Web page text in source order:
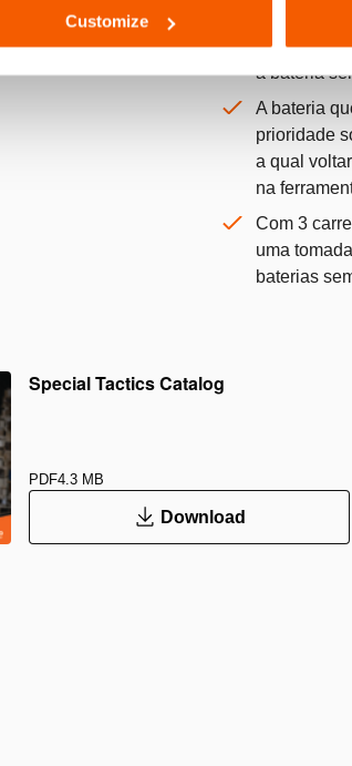
Customize
de 3 baterias possível
a partir de uma
Adaptado
Ligue a sua
a bateria
A bateria
prioridade
a qual
na
Com 3
uma
baterias
Special Tactics Catalog
PDF4.3 MB
Download